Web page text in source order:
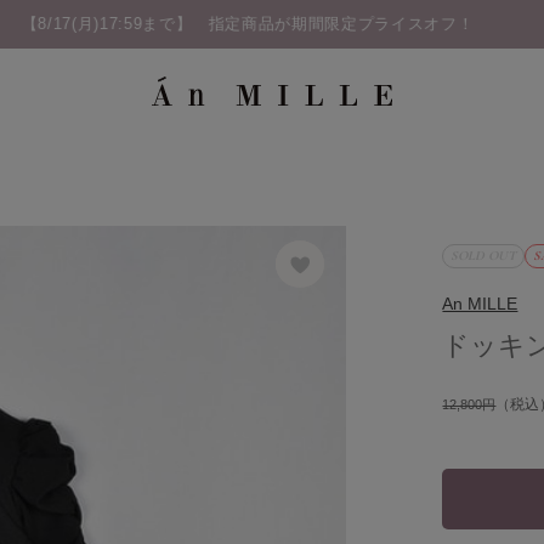
An MILLE
ドッキ
12,800円（税込